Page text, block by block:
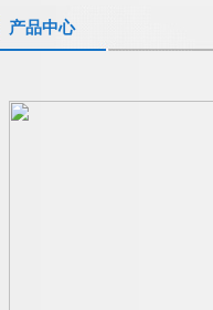
产品中心